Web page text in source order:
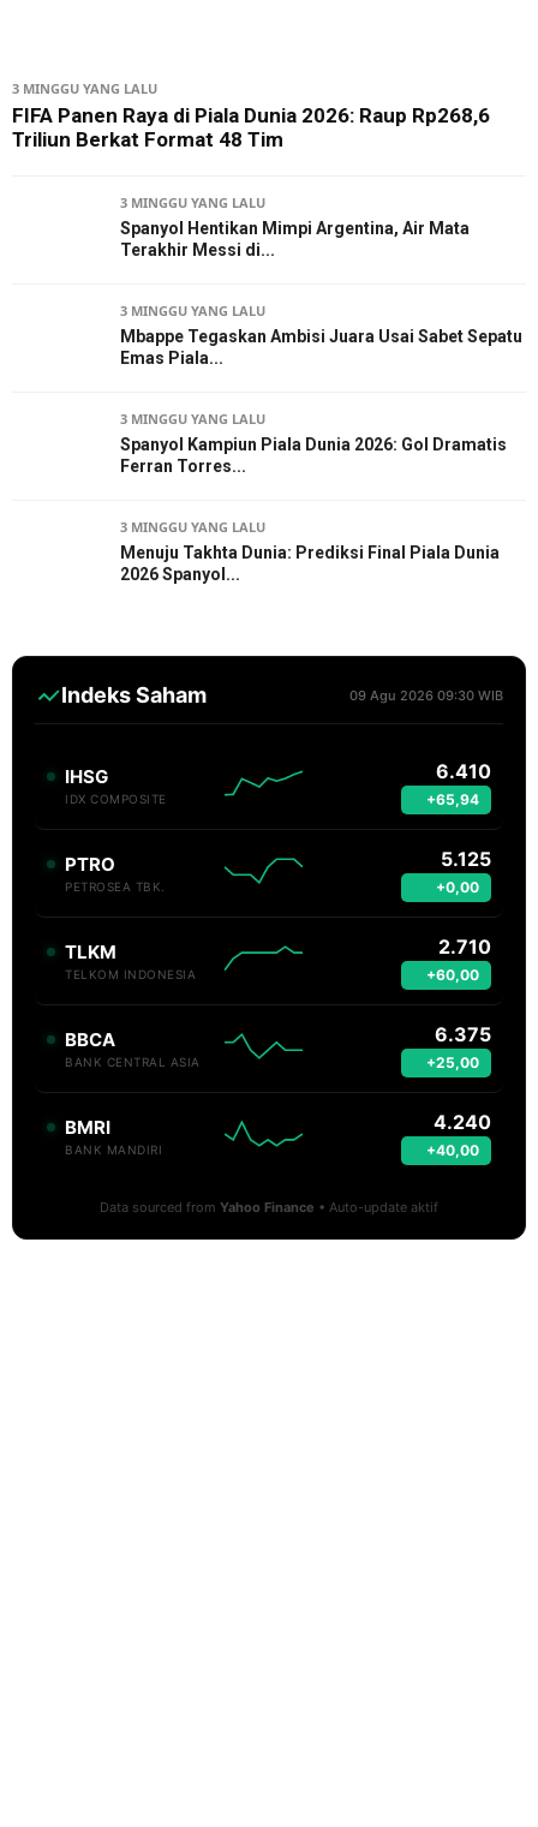
3 MINGGU YANG LALU
FIFA Panen Raya di Piala Dunia 2026: Raup Rp268,6
Triliun Berkat Format 48 Tim
3 MINGGU YANG LALU
Spanyol Hentikan Mimpi Argentina, Air Mata
Terakhir Messi di...
3 MINGGU YANG LALU
Mbappe Tegaskan Ambisi Juara Usai Sabet Sepatu
Emas Piala...
3 MINGGU YANG LALU
Spanyol Kampiun Piala Dunia 2026: Gol Dramatis
Ferran Torres...
3 MINGGU YANG LALU
Menuju Takhta Dunia: Prediksi Final Piala Dunia
2026 Spanyol...
Indeks Saham 09 Agu 2026 09:30 WIB
IHSG
IDX COMPOSITE
6.410
+65,94
PTRO
PETROSEA TBK.
5.125
+0,00
TLKM
TELKOM INDONESIA
2.710
+60,00
BBCA
BANK CENTRAL ASIA
6.375
+25,00
BMRI
BANK MANDIRI
4.240
+40,00
Data sourced from Yahoo Finance • Auto-update aktif